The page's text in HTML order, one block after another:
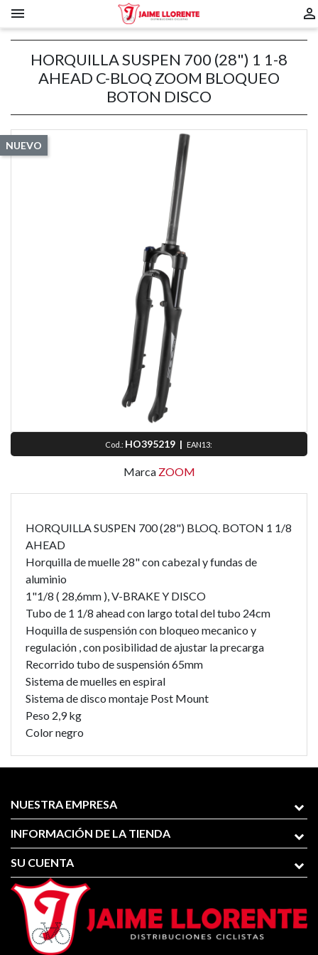
 
HORQUILLA SUSPEN 700 (28") 1 1-8
AHEAD C-BLOQ ZOOM BLOQUEO
BOTON DISCO
NUEVO
Cod.: HO395219| EAN13:
Marca ZOOM
HORQUILLA SUSPEN 700 (28") BLOQ. BOTON 1 1/8
AHEAD
Horquilla de muelle 28" con cabezal y fundas de
aluminio
1"1/8 ( 28,6mm ), V-BRAKE Y DISCO
Tubo de 1 1/8 ahead con largo total del tubo 24cm
Hoquilla de suspensión con bloqueo mecanico y
regulación , con posibilidad de ajustar la precarga
Recorrido tubo de suspensión 65mm
Sistema de muelles en espiral
Sistema de disco montaje Post Mount
Peso 2,9 kg
Color negro
NUESTRA EMPRESA
INFORMACIÓN DE LA TIENDA
SU CUENTA